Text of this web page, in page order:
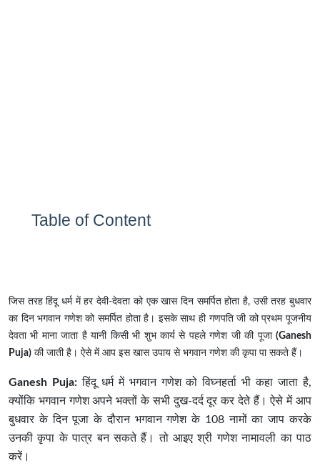
Table of Content
जिस तरह हिंदू धर्म में हर देवी-देवता को एक खास दिन समर्पित होता है, उसी तरह बुधवार
का दिन भगवान गणेश को समर्पित होता है। इसके साथ ही गणपति जी को प्रथम पूजनीय
देवता भी माना जाता है यानी किसी भी शुभ कार्य से पहले गणेश जी की पूजा (Ganesh
Puja) की जाती है। ऐसे में आप इस खास उपाय से भगवान गणेश की कृपा पा सकते हैं।
Ganesh Puja:हिंदू धर्म में भगवान गणेश को विघ्नहर्ता भी कहा जाता है,
क्योंकि भगवान गणेश अपने भक्तों के सभी दुख-दर्द दूर कर देते हैं। ऐसे में आप
बुधवार के दिन पूजा के दौरान भगवान गणेश के 108 नामों का जाप करके
उनकी कृपा के पात्र बन सकते हैं। तो आइए श्री गणेश नामावली का पाठ
करें।